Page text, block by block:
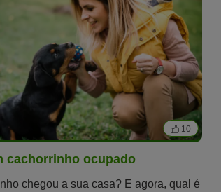
10
cachorrinho ocupado
chegou a sua casa? E agora, qual é